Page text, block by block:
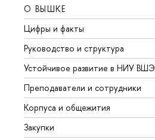
О ВЫШКЕ
Цифры и факты
Руководство и структура
Устойчивое развитие в НИУ ВШЭ
Преподаватели и сотрудники
Корпуса и общежития
Закупки